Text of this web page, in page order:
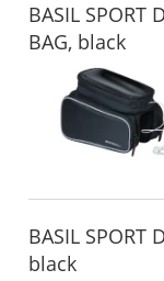
BASIL SPORT
BAG, black
BASIL SPORT
black